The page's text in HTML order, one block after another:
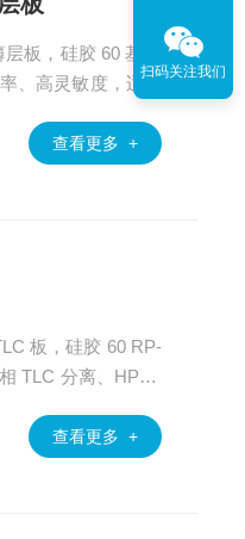
板，硅胶 60 基质
、高灵敏度，适用
后技术支持。
查看更多 +
板，硅胶 60 RP-
TLC 分离、HPLC
查看更多 +
扫码关注我们